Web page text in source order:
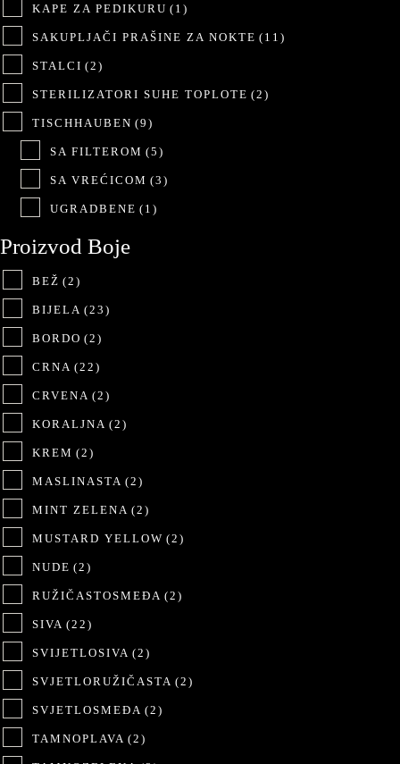
KAPE ZA PEDIKURU (1)
SAKUPLJAČI PRAŠINE ZA NOKTE (11)
STALCI (2)
STERILIZATORI SUHE TOPLOTE (2)
TISCHHAUBEN (9)
SA FILTEROM (5)
SA VREĆICOM (3)
UGRADBENE (1)
Proizvod Boje
BEŽ (2)
BIJELA (23)
BORDO (2)
CRNA (22)
CRVENA (2)
KORALJNA (2)
KREM (2)
MASLINASTA (2)
MINT ZELENA (2)
MUSTARD YELLOW (2)
NUDE (2)
RUŽIČASTOSMEĐA (2)
SIVA (22)
SVIJETLOSIVA (2)
SVJETLORUŽIČASTA (2)
SVJETLOSMEĐA (2)
TAMNOPLAVA (2)